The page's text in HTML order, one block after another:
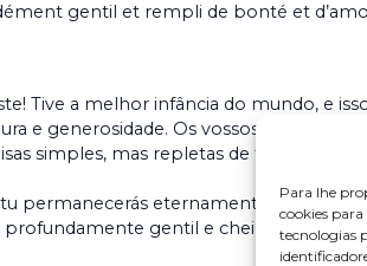
Para lhe
cookies
tecnologias
gentil et rempli de bonté et
Tive a melhor infância do mundo, e
e generosidade. Os vossos netos
simples, mas repletas de felicidade,
permanecerás eternamente presente
profundamente gentil e cheio de